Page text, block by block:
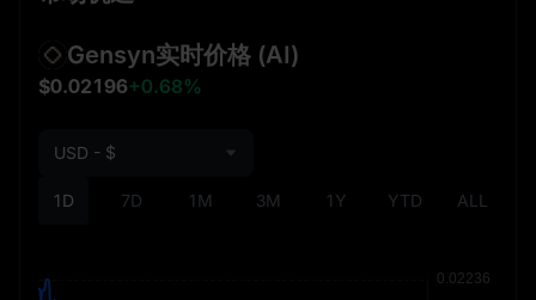
Gensyn实时价格 (AI)
$0.02196+0.68%
1D 7D 1M 3M 1Y YTD ALL
USD - $